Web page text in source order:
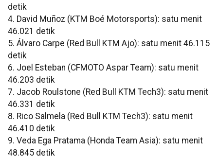
detik
4. David Muñoz (KTM Boé Motorsports): satu menit
46.021 detik
5. Álvaro Carpe (Red Bull KTM Ajo): satu menit 46.115
detik
6. Joel Esteban (CFMOTO Aspar Team): satu menit
46.203 detik
7. Jacob Roulstone (Red Bull KTM Tech3): satu menit
46.331 detik
8. Rico Salmela (Red Bull KTM Tech3): satu menit
46.410 detik
9. Veda Ega Pratama (Honda Team Asia): satu menit
48.845 detik